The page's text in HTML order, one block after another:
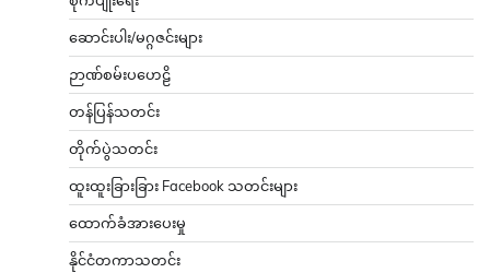
ဆောင်းပါး/မဂ္ဂဇင်းများ
ဉာဏ်စမ်းပဟေဠိ
တန်ပြန်သတင်း
တိုက်ပွဲသတင်း
ထူးထူးခြားခြား Facebook သတင်းများ
ထောက်ခံအားပေးမှု
နိုင်ငံတကာသတင်း